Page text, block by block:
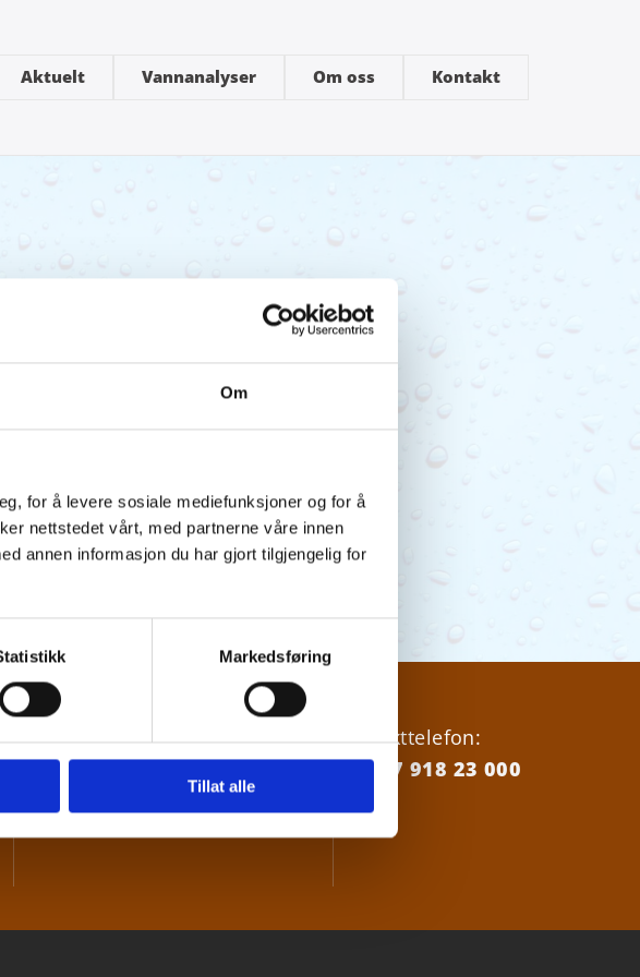
Om
for å levere sosiale mediefunksjoner og for å
nettstedet vårt, med partnerne våre innen
annen informasjon du har gjort tilgjengelig for
Markedsføring
Tillat alle
Aktuelt Vannanalyser Om oss Kontakt
 +47 918 23000
post@nordrevann.no
Vakttelefon:
+47 918 23 000